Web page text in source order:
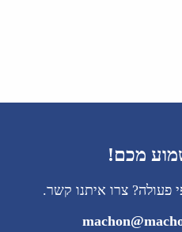
מכם!
פעולה? צרו איתנו קשר.